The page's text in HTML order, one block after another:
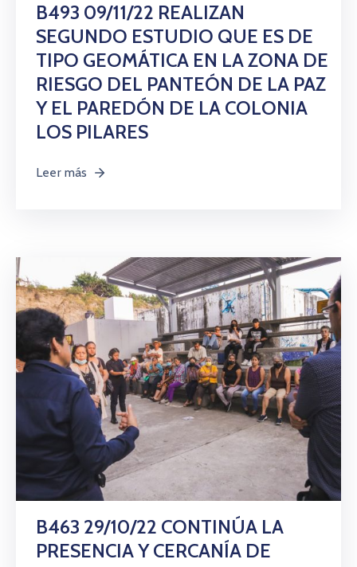
B493 09/11/22 REALIZAN
SEGUNDO ESTUDIO QUE ES DE
TIPO GEOMÁTICA EN LA ZONA DE
RIESGO DEL PANTEÓN DE LA PAZ
Y EL PAREDÓN DE LA COLONIA
LOS PILARES
Leer más
B463 29/10/22 CONTINÚA LA
PRESENCIA Y CERCANÍA DE